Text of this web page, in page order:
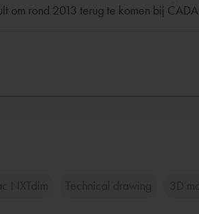
om rond 2013 terug te komen bij
NXTdim Technical drawing 3D